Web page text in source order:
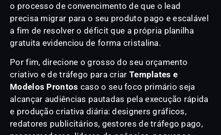
o processo de convencimento de que o lead
precisa migrar para o seu produto pago e escalável
a fim de resolver o déficit que a própria planilha
gratuita evidenciou de forma cristalina.
Por fim, direcione o grosso do seu orçamento
criativo e de tráfego para criar Templates e
Modelos Prontos caso o seu foco primário seja
alcançar audiências pautadas pela execução rápida
e produção criativa diária: designers gráficos,
redatores publicitários, gestores de tráfego pago,